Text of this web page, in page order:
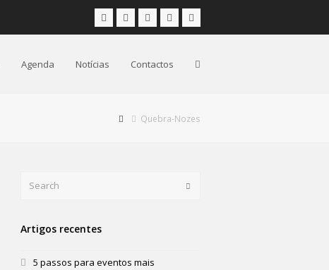
FacebookInstagram
LinkedInYoutube
Agenda Notícias Contactos
Quebra-Nozes
Artigos recentes
5 passos para eventos mais